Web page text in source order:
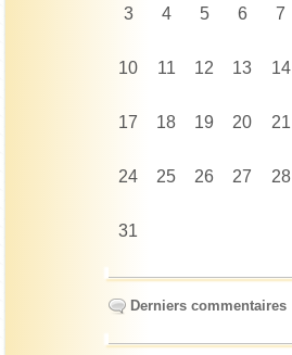
3 4 5 6 7
10 11 12 13 14
17 18 19 20 21
24 25 26 27 28
31
Derniers commentaires